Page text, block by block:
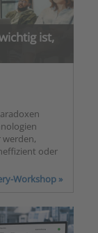
ist,
oder
Workshop »